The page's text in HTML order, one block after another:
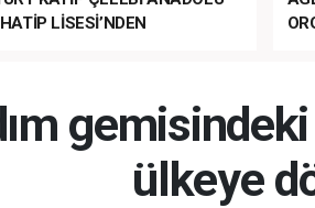
LİSESİ’NDEN
ülkeye